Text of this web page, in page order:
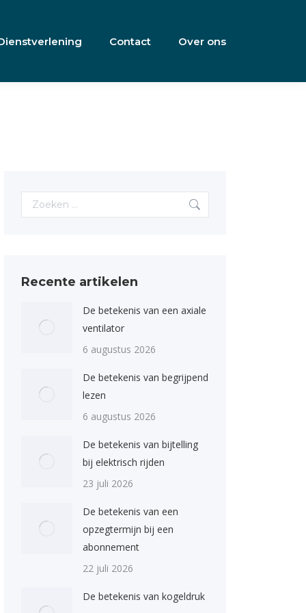
Contact Over ons
Search:
Recente artikelen
De betekenis van een axiale
ventilator
6 augustus 2026
De betekenis van begrijpend
lezen
6 augustus 2026
De betekenis van bijtelling
bij elektrisch rijden
23 juli 2026
De betekenis van een
opzegtermijn bij een
abonnement
22 juli 2026
De betekenis van kogeldruk